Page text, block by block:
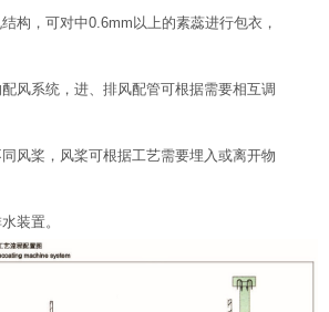
构，可对中0.6mm以上的素蕊进行包衣，
风系统，进、排风配管可根据需要相互调
风桨，风桨可根据工艺需要埋入或离开物
装置。